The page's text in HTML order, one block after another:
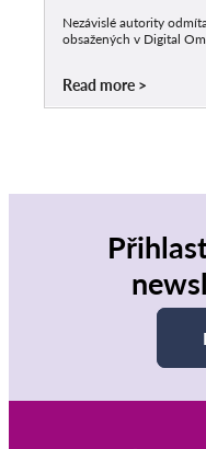
Nezávislé autority
obsažených v Digital
Read more